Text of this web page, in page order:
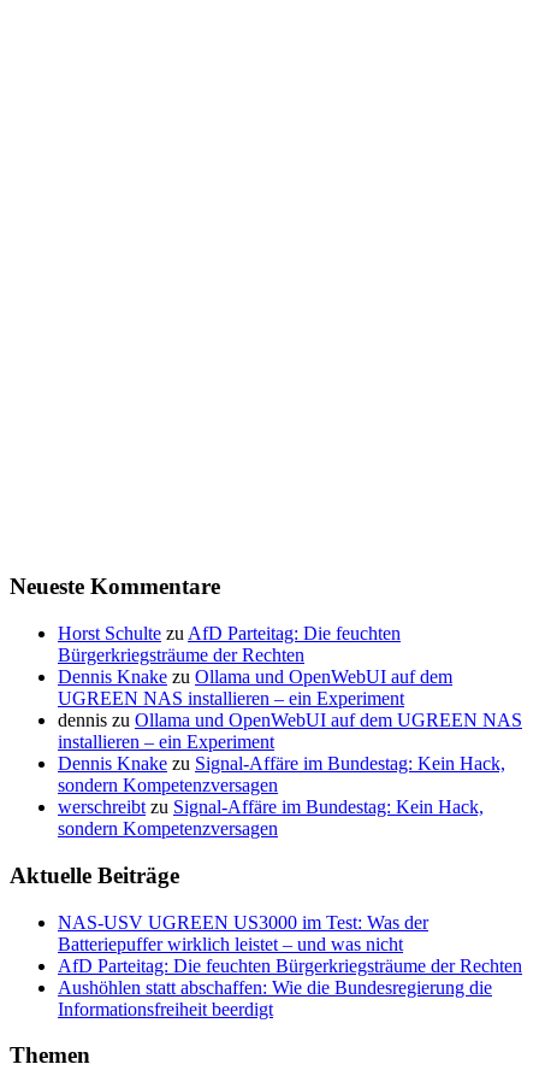
Neueste Kommentare
Horst Schulte zu AfD Parteitag: Die feuchten
Bürgerkriegsträume der Rechten
Dennis Knake zu Ollama und OpenWebUI auf dem
UGREEN NAS installieren – ein Experiment
dennis zu Ollama und OpenWebUI auf dem UGREEN NAS
installieren – ein Experiment
Dennis Knake zu Signal-Affäre im Bundestag: Kein Hack,
sondern Kompetenzversagen
werschreibt zu Signal-Affäre im Bundestag: Kein Hack,
sondern Kompetenzversagen
Aktuelle Beiträge
NAS-USV UGREEN US3000 im Test: Was der
Batteriepuffer wirklich leistet – und was nicht
AfD Parteitag: Die feuchten Bürgerkriegsträume der Rechten
Aushöhlen statt abschaffen: Wie die Bundesregierung die
Informationsfreiheit beerdigt
Themen